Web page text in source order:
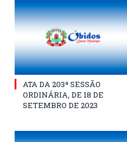
ATA DA 203ª SESSÃO
ORDINÁRIA, DE 18 DE
SETEMBRO DE 2023